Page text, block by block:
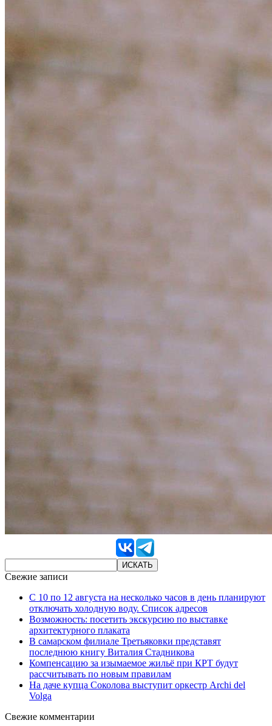
Свежие записи
С 10 по 12 августа на несколько часов в день планируют
отключать холодную воду. Список адресов
Возможность: посетить экскурсию по выставке
архитектурного плаката
В самарском филиале Третьяковки представят
последнюю книгу Виталия Стадникова
Компенсацию за изымаемое жильё при КРТ будут
рассчитывать по новым правилам
На даче купца Соколова выступит оркестр Archi del
Volga
Свежие комментарии